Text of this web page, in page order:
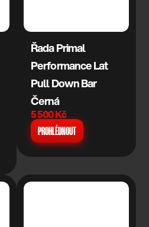
Řada Primal
Performance Lat
Pull Down Bar
Černá
5 500 Kč
PROHLÉDNOUT